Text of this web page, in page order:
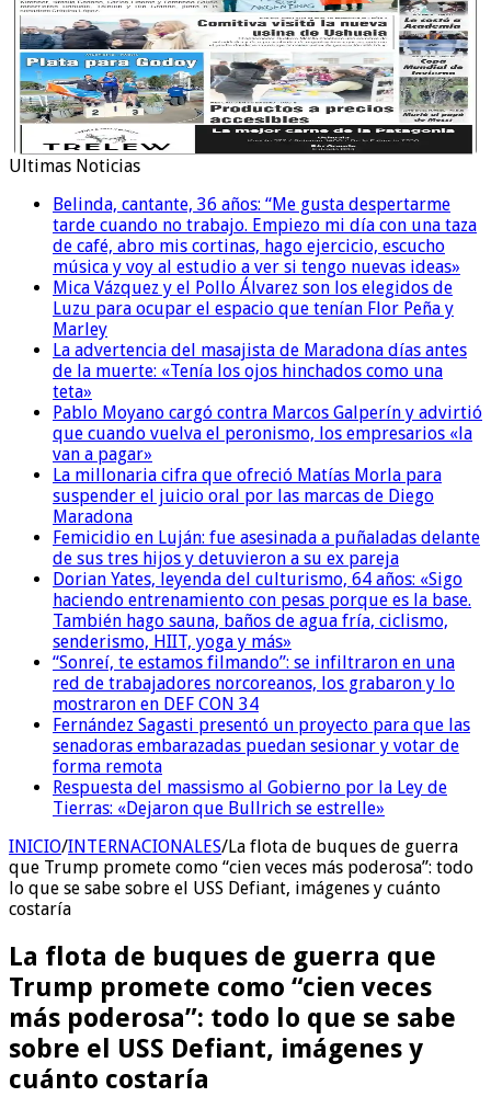
Ultimas Noticias
Belinda, cantante, 36 años: “Me gusta despertarme
tarde cuando no trabajo. Empiezo mi día con una taza
de café, abro mis cortinas, hago ejercicio, escucho
música y voy al estudio a ver si tengo nuevas ideas»
Mica Vázquez y el Pollo Álvarez son los elegidos de
Luzu para ocupar el espacio que tenían Flor Peña y
Marley
La advertencia del masajista de Maradona días antes
de la muerte: «Tenía los ojos hinchados como una
teta»
Pablo Moyano cargó contra Marcos Galperín y advirtió
que cuando vuelva el peronismo, los empresarios «la
van a pagar»
La millonaria cifra que ofreció Matías Morla para
suspender el juicio oral por las marcas de Diego
Maradona
Femicidio en Luján: fue asesinada a puñaladas delante
de sus tres hijos y detuvieron a su ex pareja
Dorian Yates, leyenda del culturismo, 64 años: «Sigo
haciendo entrenamiento con pesas porque es la base.
También hago sauna, baños de agua fría, ciclismo,
senderismo, HIIT, yoga y más»
“Sonreí, te estamos filmando”: se infiltraron en una
red de trabajadores norcoreanos, los grabaron y lo
mostraron en DEF CON 34
Fernández Sagasti presentó un proyecto para que las
senadoras embarazadas puedan sesionar y votar de
forma remota
Respuesta del massismo al Gobierno por la Ley de
Tierras: «Dejaron que Bullrich se estrelle»
INICIO/INTERNACIONALES/La flota de buques de guerra
que Trump promete como “cien veces más poderosa”: todo
lo que se sabe sobre el USS Defiant, imágenes y cuánto
costaría
La flota de buques de guerra que
Trump promete como “cien veces
más poderosa”: todo lo que se sabe
sobre el USS Defiant, imágenes y
cuánto costaría